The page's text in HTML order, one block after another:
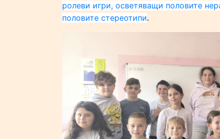
ролеви игри, осветяващи половите
половите стереотипи.